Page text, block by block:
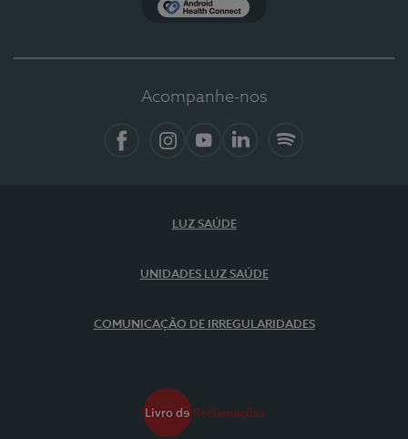
Acompanhe-nos
LUZ SAÚDE
UNIDADES LUZ SAÚDE
COMUNICAÇÃO DE IRREGULARIDADES